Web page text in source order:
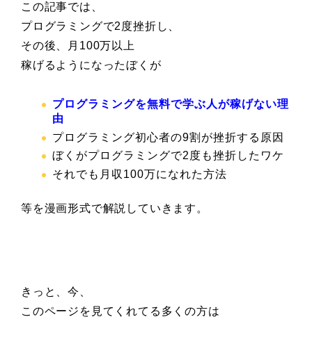
この記事では、
プログラミングで2度挫折し、
その後、月100万以上
稼げるようになったぼくが
プログラミングを無料で学ぶ人が稼げない理
由
プログラミング初心者の9割が挫折する原因
ぼくがプログラミングで2度も挫折したワケ
それでも月収100万になれた方法
等を漫画形式で解説していきます。
きっと、今、
このページを見てくれてる多くの方は